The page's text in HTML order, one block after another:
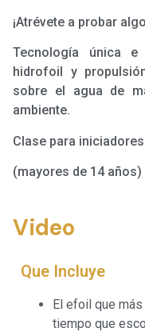
¡Atrévete a probar
Tecnología única
hidrofoil y
sobre el agua de
ambiente.
Clase para
(mayores de 14 años)
Video
Que Incluye
El efoil que
tiempo que